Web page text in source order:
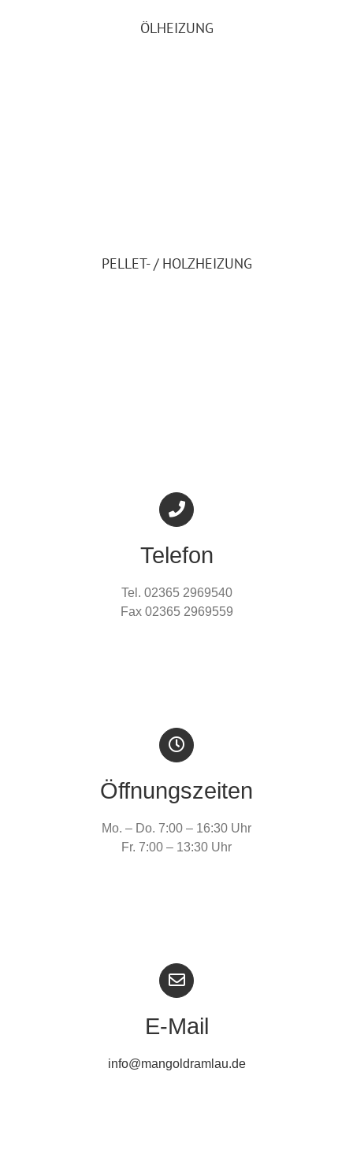
ÖLHEIZUNG
PELLET- / HOLZHEIZUNG
Telefon
Tel. 02365 2969540
Fax 02365 2969559
Öffnungszeiten
Mo. – Do. 7:00 – 16:30 Uhr
Fr. 7:00 – 13:30 Uhr
E-Mail
info@mangoldramlau.de